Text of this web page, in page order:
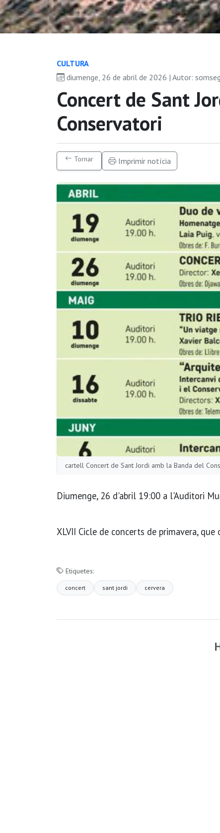
CULTURA
diumenge, 26 de abril de 2026 | Autor:
Concert de Sant
Conservatori
Tornar Imprimir notícia
cartell Concert de Sant Jordi amb la Banda del
Diumenge, 26 d'abril 19:00 a l'Auditori
XLVII Cicle de concerts de primavera, que
Etiquetes:
concert sant jordi cervera